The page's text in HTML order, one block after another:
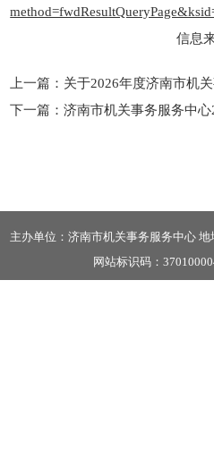
信息
上一篇： 关于2026年度济南市机
下一篇：济南市机关事务服务中心
主办单位：济南市机关事务服务中心
网站标识码：